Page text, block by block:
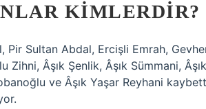
KIMLERDIR?
Sultan Abdal, Ercişli Emrah,
Âşık Şenlik, Âşık Sümmani,
ve Âşık Yaşar Reyhani